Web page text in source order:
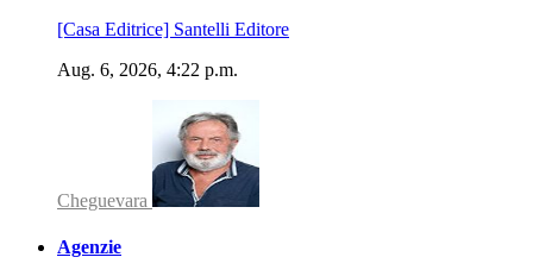
[Casa Editrice] Santelli Editore
Aug. 6, 2026, 4:22 p.m.
Cheguevara
Agenzie